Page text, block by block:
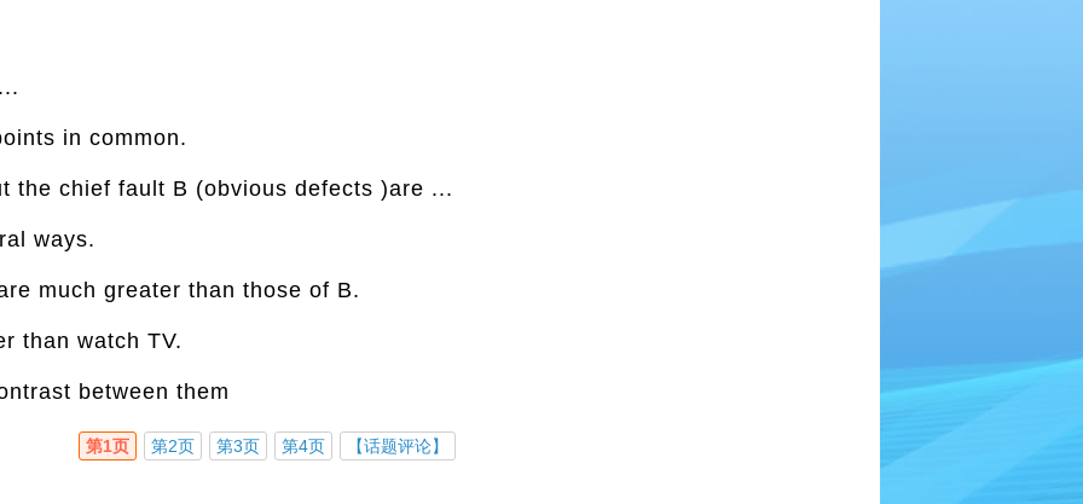
in common.
the chief fault B (obvious defects )are ...
ways.
much greater than those of B.
than watch TV.
between them
第1页 第2页 第3页 第4页 【话题评论】